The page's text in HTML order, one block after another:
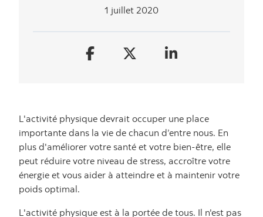
1 juillet 2020
L'activité physique devrait occuper une place
importante dans la vie de chacun d’entre nous. En
plus d'améliorer votre santé et votre bien-être, elle
peut réduire votre niveau de stress, accroître votre
énergie et vous aider à atteindre et à maintenir votre
poids optimal.
L'activité physique est à la portée de tous. Il n'est pas